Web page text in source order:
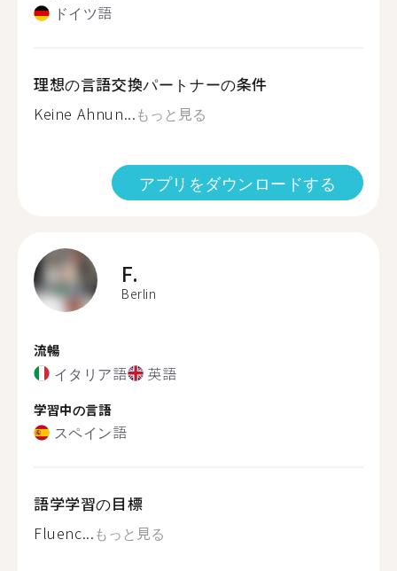
ドイツ語
理想の言語交換パートナーの条件
Keine Ahnun...もっと見る
アプリをダウンロードする
F.
Berlin
流暢
イタリア語 英語
学習中の言語
スペイン語
語学学習の目標
Fluenc...もっと見る